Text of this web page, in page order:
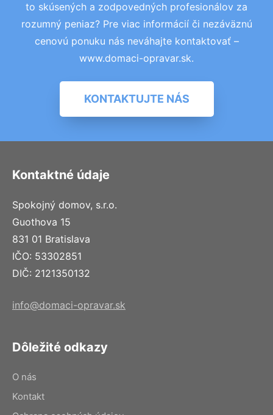
to skúsených a zodpovedných profesionálov za
rozumný peniaz? Pre viac informácií či nezáväznú
cenovú ponuku nás neváhajte kontaktovať –
www.domaci-opravar.sk.
KONTAKTUJTE NÁS
Kontaktné údaje
Spokojný domov, s.r.o.
Guothova 15
831 01 Bratislava
IČO: 53302851
DIČ: 2121350132
info@domaci-opravar.sk
Dôležité odkazy
O nás
Kontakt